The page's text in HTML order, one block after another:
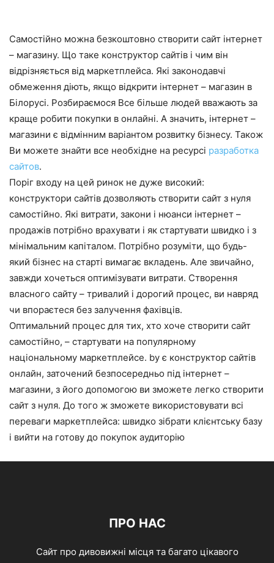
Самостійно можна безкоштовно створити сайт інтернет
– магазину. Що таке конструктор сайтів і чим він
відрізняється від маркетплейса. Які законодавчі
обмеження діють, якщо відкрити інтернет – магазин в
Білорусі. Розбираємося Все більше людей вважають за
краще робити покупки в онлайні. А значить, інтернет –
магазини є відмінним варіантом розвитку бізнесу. Також
Ви можете знайти все необхідне на ресурсі разработка
сайтов.
Поріг входу на цей ринок не дуже високий:
конструктори сайтів дозволяють створити сайт з нуля
самостійно. Які витрати, закони і нюанси інтернет –
продажів потрібно врахувати і як стартувати швидко і з
мінімальним капіталом. Потрібно розуміти, що будь-
який бізнес на старті вимагає вкладень. Але звичайно,
завжди хочеться оптимізувати витрати. Створення
власного сайту – тривалий і дорогий процес, ви навряд
чи впораєтеся без залучення фахівців.
Оптимальний процес для тих, хто хоче створити сайт
самостійно, – стартувати на популярному
національному маркетплейсе. by є конструктор сайтів
онлайн, заточений безпосередньо під інтернет –
магазини, з його допомогою ви зможете легко створити
сайт з нуля. До того ж зможете використовувати всі
переваги маркетплейса: швидко зібрати клієнтську базу
і вийти на готову до покупок аудиторію
ПРО НАС
Сайт про дивовижні місця та багато цікавого